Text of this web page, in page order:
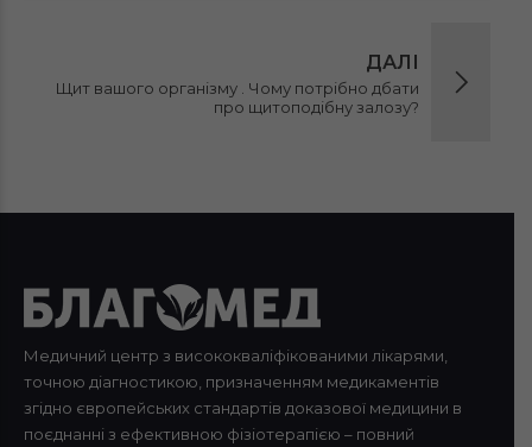
ДАЛІ
Щит вашого організму . Чому потрібно дбати
про щитоподібну залозу?
Медичний центр з висококваліфікованими лікарями,
точною діагностикою, призначенням медикаментів
згідно європейських стандартів доказової медицини в
поєднанні з ефективною фізіотерапією – повний